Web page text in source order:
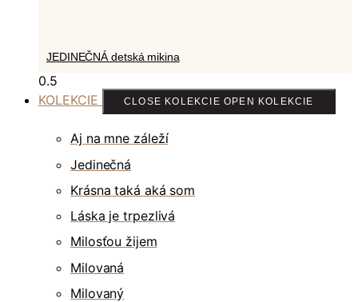
JEDINEČNÁ detská mikina
KOLEKCIE CLOSE KOLEKCIE OPEN KOLEKCIE
Aj na mne záleží
Jedinečná
Krásna taká aká som
Láska je trpezlivá
Milosťou žijem
Milovaná
Milovaný